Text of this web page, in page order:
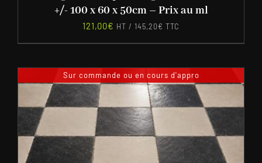
+/- 100 x 60 x 50cm – Prix au ml
121,00€ HT / 145,20€ TTC
Sur commande ou en cours d'appro